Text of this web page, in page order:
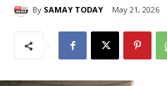
By SAMAY TODAY May 21, 2026